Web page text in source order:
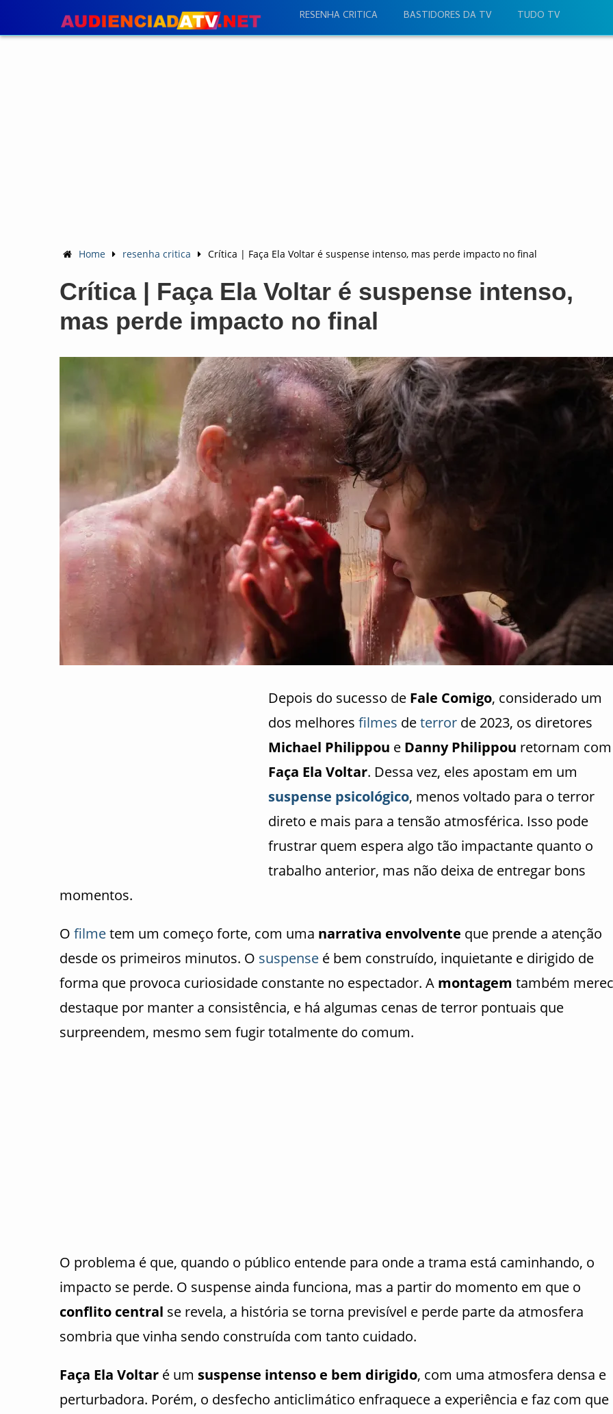
RESENHA CRITICA BASTIDORES DA TV TUDO TV
Home resenha critica Crítica | Faça Ela Voltar é suspense intenso, mas perde impacto no final
Crítica | Faça Ela Voltar é suspense intenso,
mas perde impacto no final
Depois do sucesso de Fale Comigo, considerado um
dos melhores filmes deterror de 2023, os diretores
Michael Philippou e Danny Philippou retornam com
Faça Ela Voltar. Dessa vez, eles apostam em um
suspense psicológico, menos voltado para o terror
direto e mais para a tensão atmosférica. Isso pode
frustrar quem espera algo tão impactante quanto o
trabalho anterior, mas não deixa de entregar bons
momentos.
O filmetem um começo forte, com uma narrativa envolvente que prende a atenção
desde os primeiros minutos. O suspense é bem construído, inquietante e dirigido de
forma que provoca curiosidade constante no espectador. A montagem também
destaque por manter a consistência, e há algumas cenas de terror pontuais que
surpreendem, mesmo sem fugir totalmente do comum.
O problema é que, quando o público entende para onde a trama está caminhando, o
impacto se perde. O suspense ainda funciona, mas a partir do momento em que o
conflito central se revela, a história se torna previsível e perde parte da atmosfera
sombria que vinha sendo construída com tanto cuidado.
Faça Ela Voltar é um suspense intenso e bem dirigido, com uma atmosfera densa e
perturbadora. Porém, o desfecho anticlimático enfraquece a experiência e faz com que